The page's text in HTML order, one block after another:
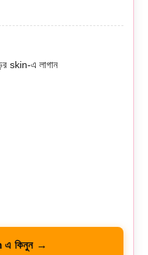
skin-এ লাগান
এ কিনুন →